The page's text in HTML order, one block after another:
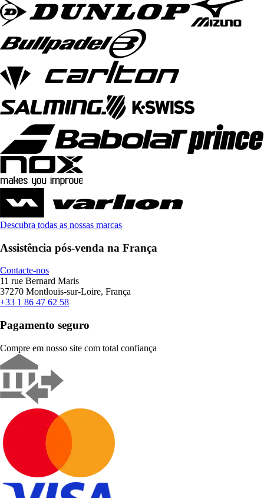
Descubra todas as nossas marcas
Assistência pós-venda na França
Contacte-nos
11 rue Bernard Maris
37270 Montlouis-sur-Loire, França
+33 1 86 47 62 58
Pagamento seguro
Compre em nosso site com total confiança